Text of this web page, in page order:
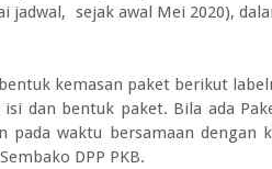
jadwal, sejak awal Mei 2020),
kemasan paket berikut
dan bentuk paket. Bila ada
pada waktu bersamaan dengan
DPP PKB.